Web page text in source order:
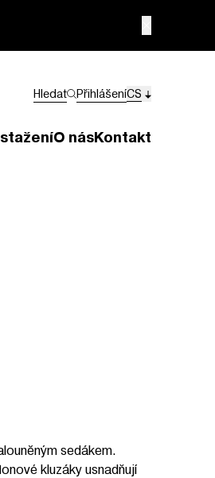
Hledat PřihlášeníCS
O násKontakt
sedákem.
kluzáky usnadňují